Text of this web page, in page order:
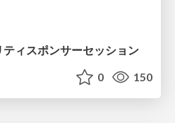
ィスポンサーセッション
0 150